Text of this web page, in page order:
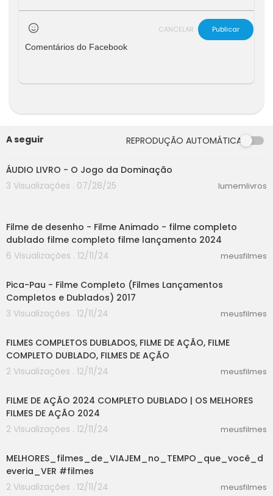
CANCELAR
Publicar
Comentários do Facebook
A seguir REPRODUÇÃO AUTOMÁTICA
00:00
ÁUDIO LIVRO - O Jogo da Dominação
3 Visualizações . 07/28/25
lumemlivros
Filme de desenho - Filme Animado - filme completo
dublado filme completo filme lançamento 2024
6 Visualizações . 12/11/24
meusfilmes
Pica-Pau - Filme Completo (Filmes Lançamentos
Completos e Dublados) 2017
3 Visualizações . 12/11/24
meusfilmes
FILMES COMPLETOS DUBLADOS, FILME DE AÇÃO, FILME
COMPLETO DUBLADO, FILMES DE AÇÃO
2 Visualizações . 12/11/24
meusfilmes
FILME DE AÇÃO 2024 COMPLETO DUBLADO | OS MELHORES
FILMES DE AÇÃO 2024
2 Visualizações . 12/11/24
meusfilmes
MELHORES_filmes_de_VIAJEM_no_TEMPO_que_você_d
everia_VER #filmes
2 Visualizações . 12/11/24
meusfilmes